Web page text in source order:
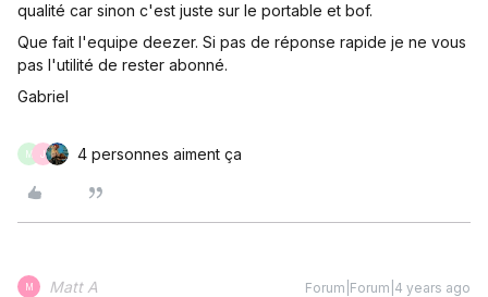
qualité car sinon c'est juste sur le portable et bof.
Que fait l'equipe deezer. Si pas de réponse rapide je ne vous
pas l'utilité de rester abonné.
Gabriel
M J 4 personnes aiment ça
M Matt A Forum|Forum|4 years ago